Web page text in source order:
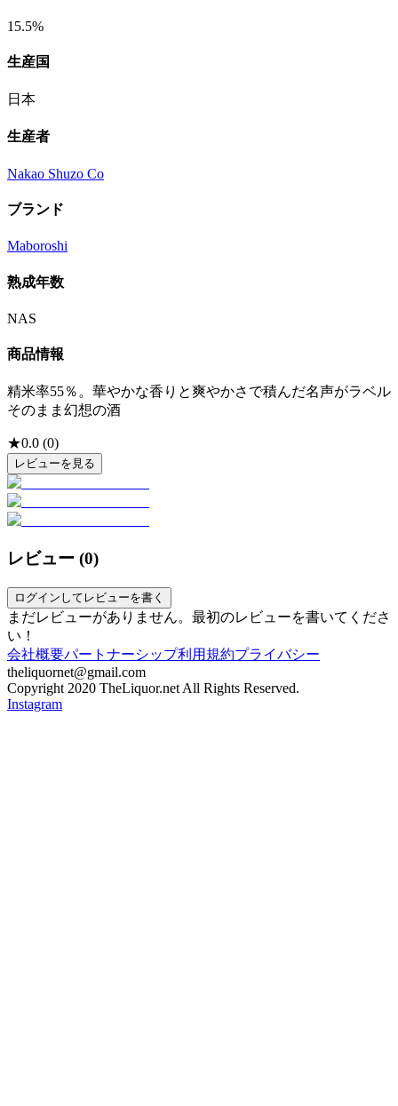
15.5%
生産国
日本
生産者
Nakao Shuzo Co
ブランド
Maboroshi
熟成年数
NAS
商品情報
精米率55％。華やかな香りと爽やかさで積んだ名声がラベル
そのまま幻想の酒
★0.0 (0)
レビューを見る
レビュー (0)
ログインしてレビューを書く
まだレビューがありません。最初のレビューを書いてくださ
い！
会社概要パートナーシップ利用規約プライバシー
theliquornet@gmail.com
Copyright 2020 TheLiquor.net All Rights Reserved.
Instagram